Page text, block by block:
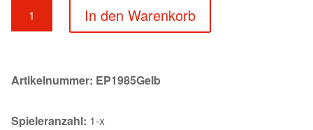
In den Warenkorb
Artikelnummer: EP1985Gelb
Spieleranzahl: 1-x